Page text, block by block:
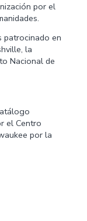
por el
patrocinado en
la
Nacional de
el Centro
por la